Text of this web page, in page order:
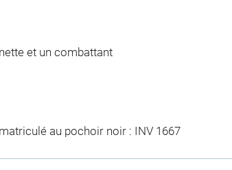
et un combattant
au pochoir noir : INV 1667